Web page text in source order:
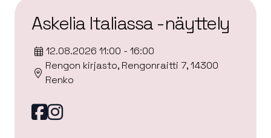
Askelia Italiassa -näyttely
12.08.2026 11:00 - 16:00
Rengon kirjasto, Rengonraitti 7, 14300
Renko
Facebook
instagram